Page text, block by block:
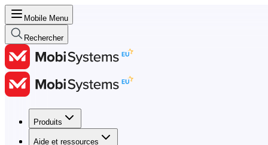
Mobile Menu
Rechercher
Produits
Aide et ressources
Produits
Aide et ressources